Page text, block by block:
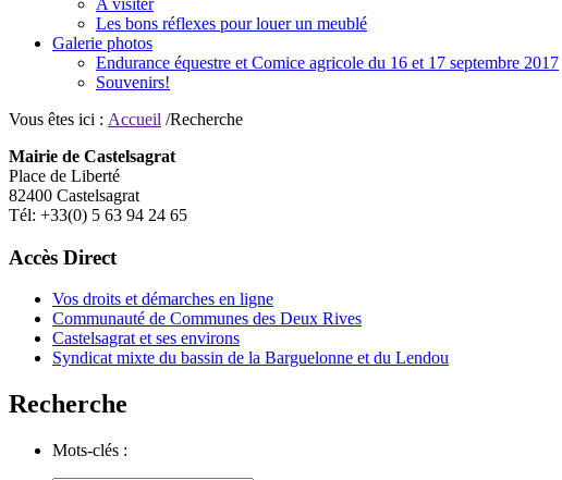
A visiter
Les bons réflexes pour louer un meublé
Galerie photos
Endurance équestre et Comice agricole du 16 et 17 septembre 2017
Souvenirs!
Vous êtes ici : Accueil /Recherche
Mairie de Castelsagrat
Place de Liberté
82400 Castelsagrat
Tél: +33(0) 5 63 94 24 65
Accès Direct
Vos droits et démarches en ligne
Communauté de Communes des Deux Rives
Castelsagrat et ses environs
Syndicat mixte du bassin de la Barguelonne et du Lendou
Recherche
Mots-clés :